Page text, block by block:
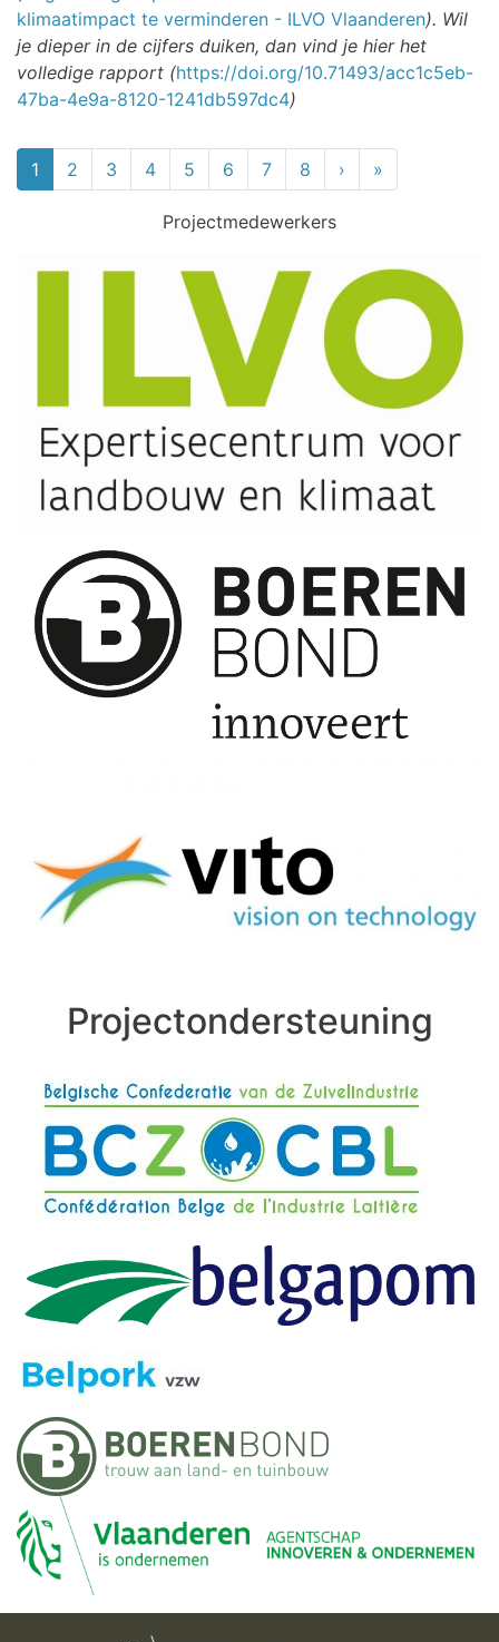
klimaatimpact te verminderen - ILVO Vlaanderen). Wil
je dieper in de cijfers duiken, dan vind je hier het
volledige rapport (https://doi.org/10.71493/acc1c5eb-
47ba-4e9a-8120-1241db597dc4)
Paginering
1 2 3 4 5 6 7 8 › »
Projectmedewerkers
Projectondersteuning